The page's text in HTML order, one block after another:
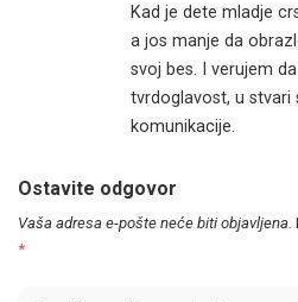
Kad je dete mladje
a jos manje da
svoj bes. I verujem
tvrdoglavost, u
komunikacije.
Ostavite odgovor
Vaša adresa e-pošte neće biti objavljena.
*